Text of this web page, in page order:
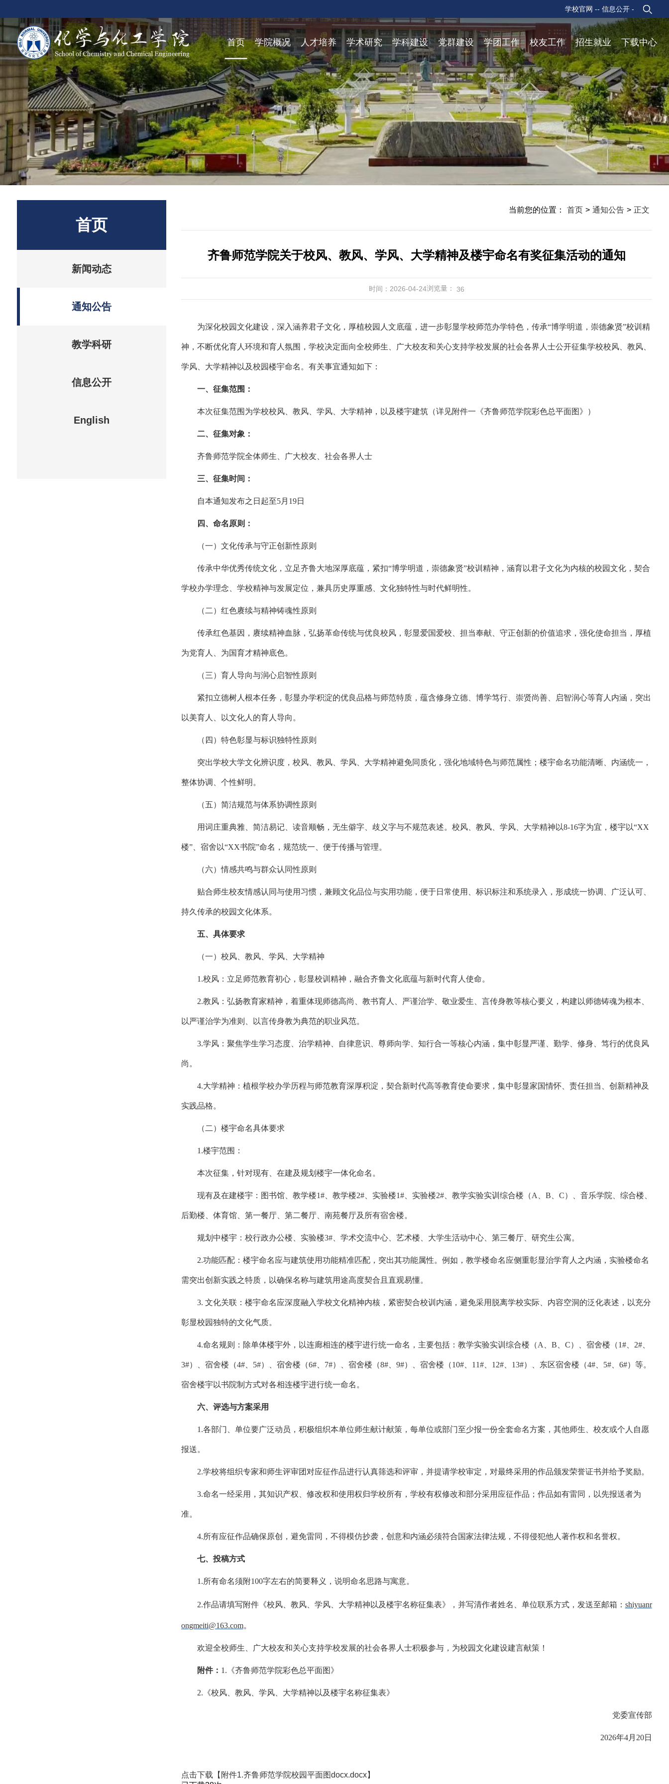
- 信息公开 -
学校官网 -
首页 学院概况 人才培养 学术研究 学科建设 党群建设 学团工作 校友工作 招生就业 下载中心
首页
新闻动态
通知公告
教学科研
信息公开
English
当前您的位置： 首页 > 通知公告 > 正文
齐鲁师范学院关于校风、教风、学风、大学精神及楼宇命名有奖征集活动的通知
时间：2026-04-24浏览量： 36
为深化校园文化建设，深入涵养君子文化，厚植校园人文底蕴，进一步彰显学校师范办学特色，传承“博学明道，崇德象贤”校训精
神，不断优化育人环境和育人氛围，学校决定面向全校师生、广大校友和关心支持学校发展的社会各界人士公开征集学校校风、教风、
学风、大学精神以及校园楼宇命名。有关事宜通知如下：
一、征集范围：
本次征集范围为学校校风、教风、学风、大学精神，以及楼宇建筑（详见附件一《齐鲁师范学院彩色总平面图》）
二、征集对象：
齐鲁师范学院全体师生、广大校友、社会各界人士
三、征集时间：
自本通知发布之日起至5月19日
四、命名原则：
（一）文化传承与守正创新性原则
传承中华优秀传统文化，立足齐鲁大地深厚底蕴，紧扣“博学明道，崇德象贤”校训精神，涵育以君子文化为内核的校园文化，契合
学校办学理念、学校精神与发展定位，兼具历史厚重感、文化独特性与时代鲜明性。
（二）红色赓续与精神铸魂性原则
传承红色基因，赓续精神血脉，弘扬革命传统与优良校风，彰显爱国爱校、担当奉献、守正创新的价值追求，强化使命担当，厚植
为党育人、为国育才精神底色。
（三）育人导向与润心启智性原则
紧扣立德树人根本任务，彰显办学积淀的优良品格与师范特质，蕴含修身立德、博学笃行、崇贤尚善、启智润心等育人内涵，突出
以美育人、以文化人的育人导向。
（四）特色彰显与标识独特性原则
突出学校大学文化辨识度，校风、教风、学风、大学精神避免同质化，强化地域特色与师范属性；楼宇命名功能清晰、内涵统一，
整体协调、个性鲜明。
（五）简洁规范与体系协调性原则
用词庄重典雅、简洁易记、读音顺畅，无生僻字、歧义字与不规范表述。校风、教风、学风、大学精神以8-16字为宜，楼宇以“XX
楼”、宿舍以“XX书院”命名，规范统一、便于传播与管理。
（六）情感共鸣与群众认同性原则
贴合师生校友情感认同与使用习惯，兼顾文化品位与实用功能，便于日常使用、标识标注和系统录入，形成统一协调、广泛认可、
持久传承的校园文化体系。
五、 具体要求
（一）校风、教风、学风、大学精神
1.校风：立足师范教育初心，彰显校训精神，融合齐鲁文化底蕴与新时代育人使命。
2.教风：弘扬教育家精神，着重体现师德高尚、教书育人、严谨治学、敬业爱生、言传身教等核心要义，构建以师德铸魂为根本、
以严谨治学为准则、以言传身教为典范的职业风范。
3.学风：聚焦学生学习态度、治学精神、自律意识、尊师向学、知行合一等核心内涵，集中彰显严谨、勤学、修身、笃行的优良风
尚。
4.大学精神：植根学校办学历程与师范教育深厚积淀，契合新时代高等教育使命要求，集中彰显家国情怀、责任担当、创新精神及
实践品格。
（二）楼宇命名具体要求
1.楼宇范围：
本次征集，针对现有、在建及规划楼宇一体化命名。
现有及在建楼宇：图书馆、教学楼1#、教学楼2#、实验楼1#、实验楼2#、教学实验实训综合楼（A、B、C）、音乐学院、综合楼、
后勤楼、体育馆、第一餐厅、第二餐厅、南苑餐厅及所有宿舍楼。
规划中楼宇：校行政办公楼、实验楼3#、学术交流中心、艺术楼、大学生活动中心、第三餐厅、研究生公寓。
2.功能匹配：楼宇命名应与建筑使用功能精准匹配，突出其功能属性。例如，教学楼命名应侧重彰显治学育人之内涵，实验楼命名
需突出创新实践之特质，以确保名称与建筑用途高度契合且直观易懂。
3. 文化关联：楼宇命名应深度融入学校文化精神内核，紧密契合校训内涵，避免采用脱离学校实际、内容空洞的泛化表述，以充分
彰显校园独特的文化气质。
4.命名规则：除单体楼宇外，以连廊相连的楼宇进行统一命名，主要包括：教学实验实训综合楼（A、B、C）、宿舍楼（1#、2#、
3#）、宿舍楼（4#、5#）、宿舍楼（6#、7#）、宿舍楼（8#、9#）、宿舍楼（10#、11#、12#、13#）、东区宿舍楼（4#、5#、6#）等。
宿舍楼宇以书院制方式对各相连楼宇进行统一命名。
六、评选与方案采用
1.各部门、单位要广泛动员，积极组织本单位师生献计献策，每单位或部门至少报一份全套命名方案，其他师生、校友或个人自愿
报送。
2.学校将组织专家和师生评审团对应征作品进行认真筛选和评审，并提请学校审定，对最终采用的作品颁发荣誉证书并给予奖励。
3.命名一经采用，其知识产权、修改权和使用权归学校所有，学校有权修改和部分采用应征作品；作品如有雷同，以先报送者为
准。
4.所有应征作品确保原创，避免雷同，不得模仿抄袭，创意和内涵必须符合国家法律法规，不得侵犯他人著作权和名誉权。
七、投稿方式
1.所有命名须附100字左右的简要释义，说明命名思路与寓意。
2.作品请填写附件《校风、教风、学风、大学精神以及楼宇名称征集表》，并写清作者姓名、单位联系方式，发送至邮箱： shiyuanr
ongmeiti@163.com。
欢迎全校师生、广大校友和关心支持学校发展的社会各界人士积极参与，为校园文化建设建言献策！
附件： 1.《齐鲁师范学院彩色总平面图》
2.《校风、教风、学风、大学精神以及楼宇名称征集表》
党委宣传部
2026年4月20日
点击下载【附件1.齐鲁师范学院校园平面图docx.docx】